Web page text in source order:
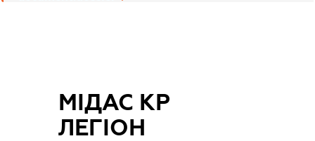
МІДАС КР
ЛЕГІОН